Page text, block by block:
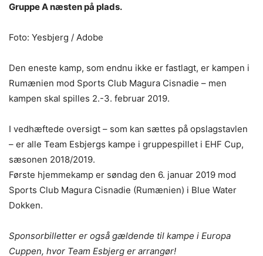
Gruppe A næsten på plads.
Foto: Yesbjerg / Adobe
Den eneste kamp, som endnu ikke er fastlagt, er kampen i
Rumænien mod Sports Club Magura Cisnadie – men
kampen skal spilles 2.-3. februar 2019.
I vedhæftede oversigt – som kan sættes på opslagstavlen
– er alle Team Esbjergs kampe i gruppespillet i EHF Cup,
sæsonen 2018/2019.
Første hjemmekamp er søndag den 6. januar 2019 mod
Sports Club Magura Cisnadie (Rumænien) i Blue Water
Dokken.
Sponsorbilletter er også gældende til kampe i Europa
Cuppen, hvor Team Esbjerg er arrangør!